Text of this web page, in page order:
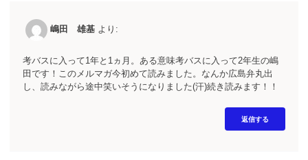
嶋田 雄基 より:
考バスに入って1年と1ヵ月。ある意味考バスに入って2年生の嶋
田です！このメルマガ今初めて読みました。なんか広島弁丸出
し、読みながら途中笑いそうになりました(汗)続き読みます！！
返信する